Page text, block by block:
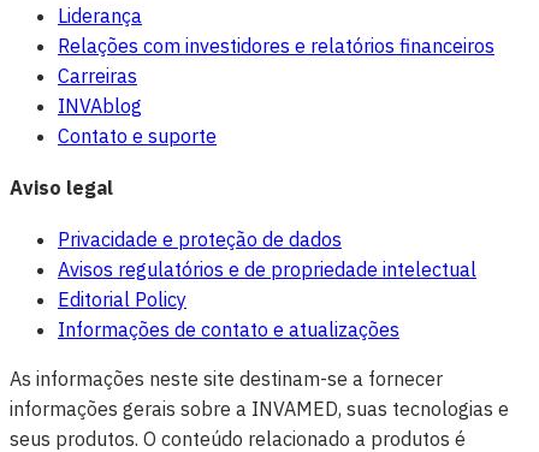
Liderança
Relações com investidores e relatórios financeiros
Carreiras
INVAblog
Contato e suporte
Aviso legal
Privacidade e proteção de dados
Avisos regulatórios e de propriedade intelectual
Editorial Policy
Informações de contato e atualizações
As informações neste site destinam-se a fornecer
informações gerais sobre a INVAMED, suas tecnologias e
seus produtos. O conteúdo relacionado a produtos é